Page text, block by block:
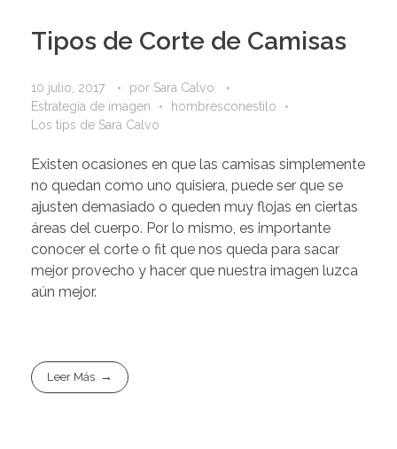
Tipos de Corte de Camisas
10 julio, 2017 por Sara Calvo
Estrategia de imagen
hombresconestilo
Los tips de Sara Calvo
Existen ocasiones en que las camisas simplemente
no quedan como uno quisiera, puede ser que se
ajusten demasiado o queden muy flojas en ciertas
áreas del cuerpo. Por lo mismo, es importante
conocer el corte o fit que nos queda para sacar
mejor provecho y hacer que nuestra imagen luzca
aún mejor.
Leer Más